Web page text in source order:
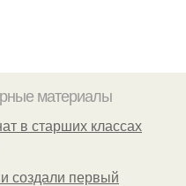
материалы
в старших классах
создали первый